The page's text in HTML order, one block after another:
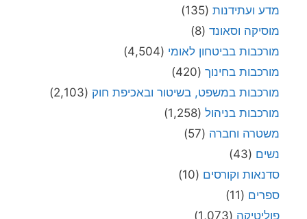
מדע ועתידנות (135)
מוסיקה וסאונד (8)
מורכבות בביטחון לאומי (4,504)
מורכבות בחינוך (420)
מורכבות במשפט, בשיטור ובאכיפת חוק (2,103)
מורכבות בניהול (1,258)
משטרה וחברה (57)
נשים (43)
סדנאות וקורסים (10)
ספרים (11)
פוליטיקה (1,073)